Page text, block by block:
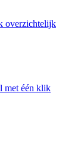
overzichtelijk
met één klik